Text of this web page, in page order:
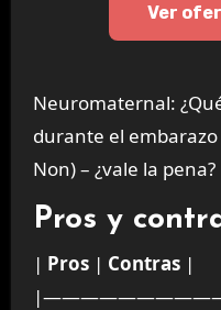
Ver
Neuromaternal:
durante el
Non) – ¿vale la pena?
Pros y
| Pros| Contras|